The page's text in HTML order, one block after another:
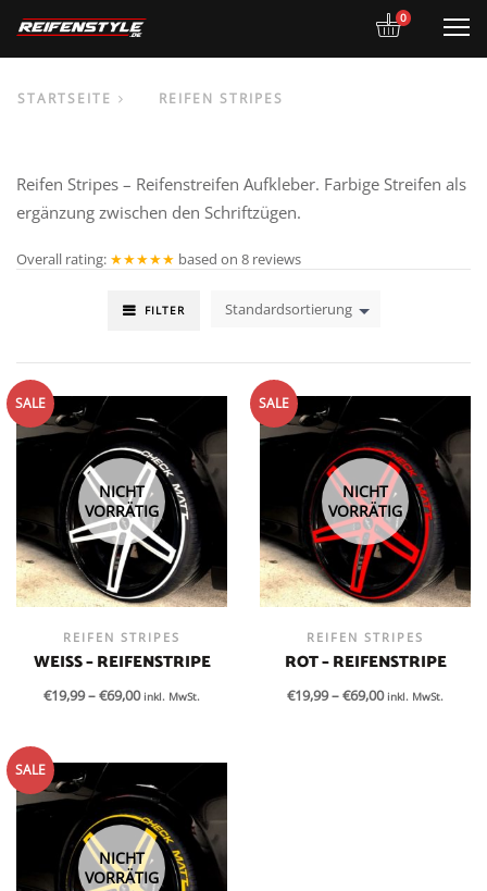
0
STARTSEITE REIFEN STRIPES
Reifen Stripes – Reifenstreifen Aufkleber. Farbige Streifen als
ergänzung zwischen den Schriftzügen.
Overall rating: ★★★★★ based on 8 reviews
FILTER Standardsortierung
SALE
NICHT
VORRÄTIG
REIFEN STRIPES
WEISS – REIFENSTRIPE
€19,99–€69,00 inkl. MwSt.
SALE
NICHT
VORRÄTIG
REIFEN STRIPES
ROT – REIFENSTRIPE
€19,99–€69,00 inkl. MwSt.
SALE
NICHT
VORRÄTIG